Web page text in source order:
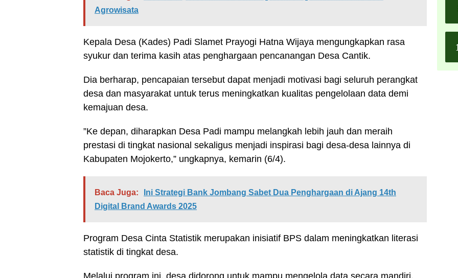
Agrowisata
Kepala Desa (Kades) Padi Slamet Prayogi Hatna Wijaya mengungkapkan rasa
syukur dan terima kasih atas penghargaan pencanangan Desa Cantik.
Dia berharap, pencapaian tersebut dapat menjadi motivasi bagi seluruh perangkat
desa dan masyarakat untuk terus meningkatkan kualitas pengelolaan data demi
kemajuan desa.
”Ke depan, diharapkan Desa Padi mampu melangkah lebih jauh dan meraih
prestasi di tingkat nasional sekaligus menjadi inspirasi bagi desa-desa lainnya di
Kabupaten Mojokerto,” ungkapnya, kemarin (6/4).
Baca Juga:
Ini Strategi Bank Jombang Sabet Dua Penghargaan di Ajang 14th
Digital Brand Awards 2025
Program Desa Cinta Statistik merupakan inisiatif BPS dalam meningkatkan literasi
statistik di tingkat desa.
Melalui program ini, desa didorong untuk mampu mengelola data secara mandiri,